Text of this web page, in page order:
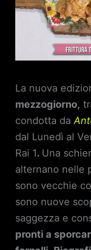
La nuova
mezzogiorno,
condotta da
dal Lunedì al
Rai 1. Una
alternano nelle
sono vecchie
sono nuove
saggezza e
pronti a